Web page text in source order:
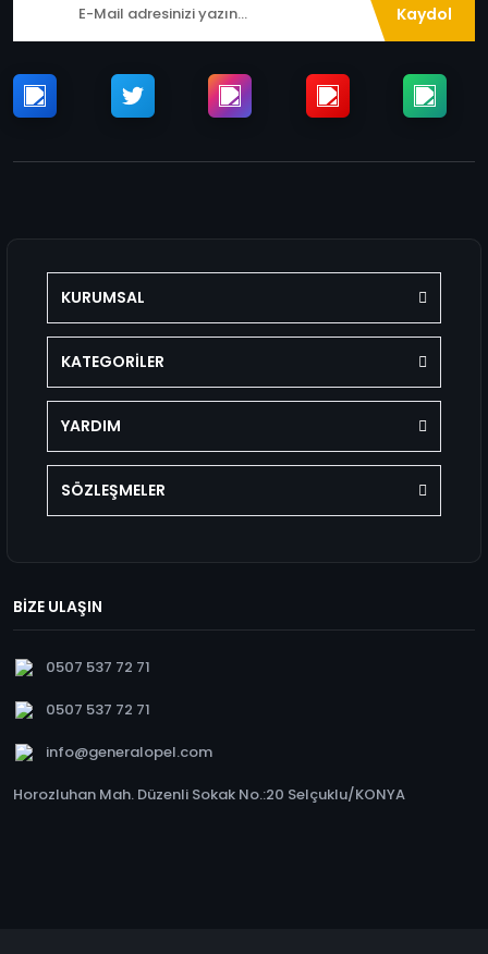
Kaydol
KURUMSAL
KATEGORİLER
YARDIM
SÖZLEŞMELER
BİZE ULAŞIN
0507 537 72 71
0507 537 72 71
info@generalopel.com
Horozluhan Mah. Düzenli Sokak No.:20 Selçuklu/KONYA